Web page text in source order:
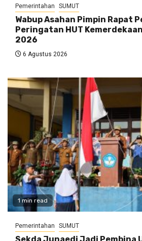
Pemerintahan SUMUT
Wabup Asahan Pimpin Rapat
Peringatan HUT
2026
6 Agustus 2026
1 min read
Pemerintahan SUMUT